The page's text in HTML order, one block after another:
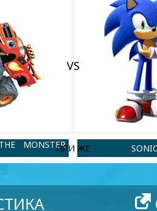
MONSTER
VS
ИЛИ ЖЕ